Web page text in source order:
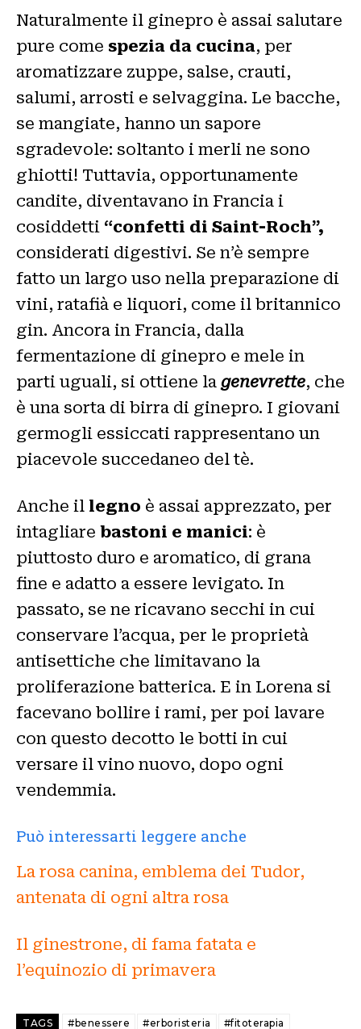
Naturalmente il ginepro è assai salutare
pure come spezia da cucina, per
aromatizzare zuppe, salse, crauti,
salumi, arrosti e selvaggina. Le bacche,
se mangiate, hanno un sapore
sgradevole: soltanto i merli ne sono
ghiotti! Tuttavia, opportunamente
candite, diventavano in Francia i
cosiddetti “confetti di Saint-Roch”,
considerati digestivi. Se n’è sempre
fatto un largo uso nella preparazione di
vini, ratafià e liquori, come il britannico
gin. Ancora in Francia, dalla
fermentazione di ginepro e mele in
parti uguali, si ottiene la genevrette, che
è una sorta di birra di ginepro. I giovani
germogli essiccati rappresentano un
piacevole succedaneo del tè.
Anche il legno è assai apprezzato, per
intagliare bastoni e manici: è
piuttosto duro e aromatico, di grana
fine e adatto a essere levigato. In
passato, se ne ricavano secchi in cui
conservare l’acqua, per le proprietà
antisettiche che limitavano la
proliferazione batterica. E in Lorena si
facevano bollire i rami, per poi lavare
con questo decotto le botti in cui
versare il vino nuovo, dopo ogni
vendemmia.
Può interessarti leggere anche
La rosa canina, emblema dei Tudor,
antenata di ogni altra rosa
Il ginestrone, di fama fatata e
l’equinozio di primavera
TAGS #benessere #erboristeria
#fitoterapia